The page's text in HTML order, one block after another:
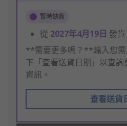
暫時缺貨
從 2027年4月19日 發貨
**需要更多嗎？**輸入您
下「查看送貨日期」以查
資訊。
查看送貨